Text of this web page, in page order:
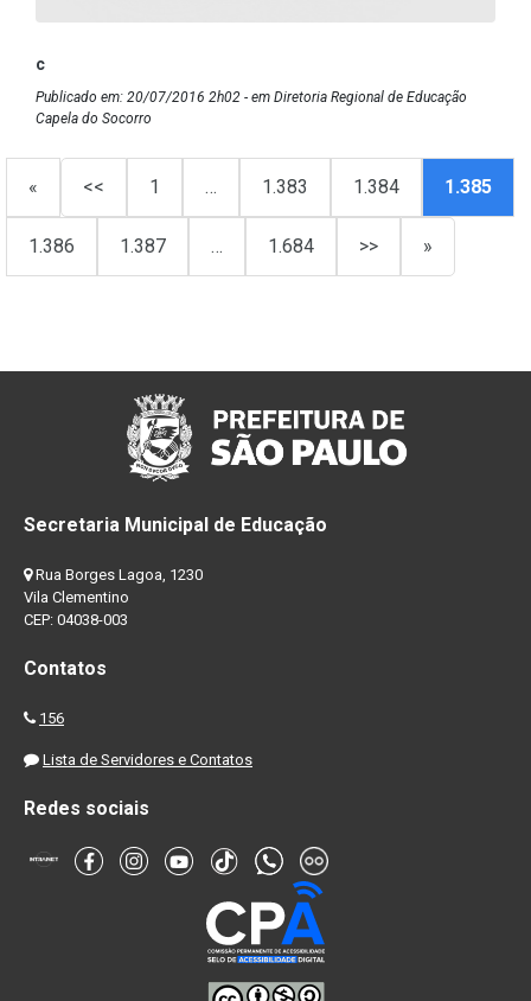
c
Publicado em: 20/07/2016 2h02 - em Diretoria Regional de Educação
Capela do Socorro
« << 1 … 1.383 1.384 1.385
1.386 1.387 … 1.684 >> »
Secretaria Municipal de Educação
Rua Borges Lagoa, 1230
Vila Clementino
CEP: 04038-003
Contatos
156
Lista de Servidores e Contatos
Redes sociais